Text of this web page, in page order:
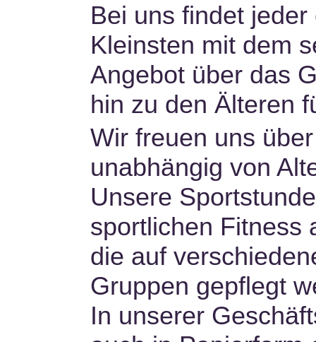
Bei uns findet
Kleinsten mit dem
Angebot über das
hin zu den Älteren
Wir freuen uns
unabhängig von
Unsere
sportlichen Fitness
die auf
Gruppen gepflegt
In unserer